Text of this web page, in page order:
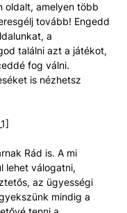
oldalt, amelyen több
tovább! Engedd
a
találni azt a játékot,
fog válni.
is nézhetsz
Rád is. A mi
lehet válogatni,
az ügyességi
mindig a